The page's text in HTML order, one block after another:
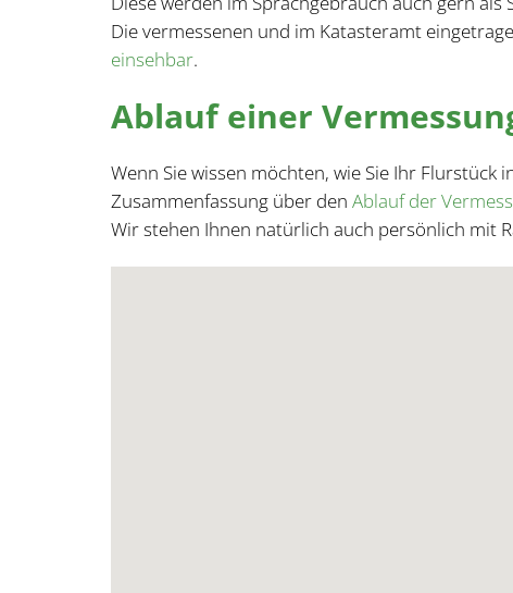
Die vermessenen und im Katasteramt
einsehbar.
Ablauf einer
Wenn Sie wissen möchten, wie Sie Ihr
Zusammenfassung über den Ablauf der
Wir stehen Ihnen natürlich auch persönlich mit